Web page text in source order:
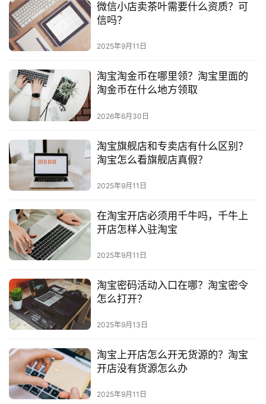
微信小店卖茶叶需要什么资质？可
信吗？
2025年9月11日
淘宝淘金币在哪里领？淘宝里面的
淘金币在什么地方领取
2026年6月30日
淘宝旗舰店和专卖店有什么区别？
淘宝怎么看旗舰店真假？
2025年9月11日
在淘宝开店必须用千牛吗，千牛上
开店怎样入驻淘宝
2025年9月11日
淘宝密码活动入口在哪？淘宝密令
怎么打开？
2025年9月13日
淘宝上开店怎么开无货源的？淘宝
开店没有货源怎么办
2025年9月11日